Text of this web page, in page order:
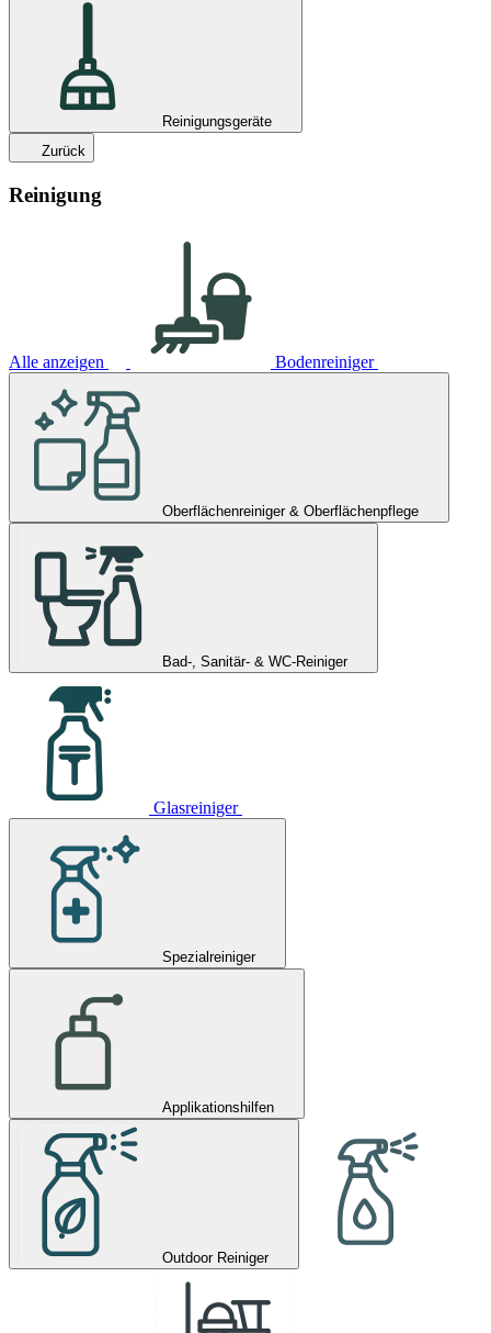
Reinigungsgeräte
Zurück
Reinigung
Alle anzeigen Bodenreiniger
Oberflächenreiniger & Oberflächenpflege
Bad-, Sanitär- & WC-Reiniger
Glasreiniger
Spezialreiniger
Applikationshilfen
Outdoor Reiniger